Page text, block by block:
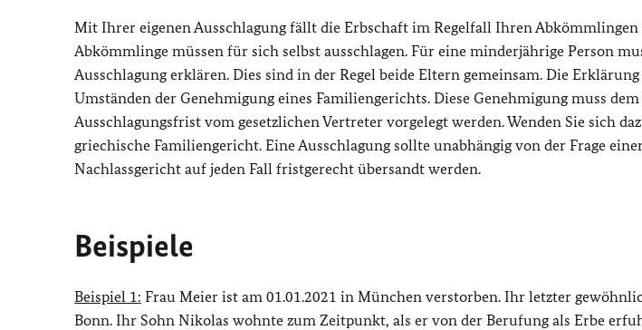
Mit Ihrer eigenen Ausschlagung fällt die Erbschaft im Regelfall Ihren Abkömmlingen
Abkömmlinge müssen für sich selbst ausschlagen. Für eine minderjährige Person
Ausschlagung erklären. Dies sind in der Regel beide Eltern gemeinsam. Die
Umständen der Genehmigung eines Familiengerichts. Diese Genehmigung muss
Ausschlagungsfrist vom gesetzlichen Vertreter vorgelegt werden.Wenden Sie sich
griechische Familiengericht. Eine Ausschlagung sollte unabhängig von der Frage
Nachlassgericht auf jeden Fall fristgerecht übersandt werden.
Beispiele
Beispiel 1: Frau Meier ist am 01.01.2021 in München verstorben. Ihr letzter
Bonn. Ihr Sohn Nikolas wohnte zum Zeitpunkt, als er von der Berufung als Erbe